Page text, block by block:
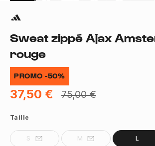
Sweat zippé Ajax
rouge
PROMO -50%
37,50 € 75,00 €
Taille
S M L